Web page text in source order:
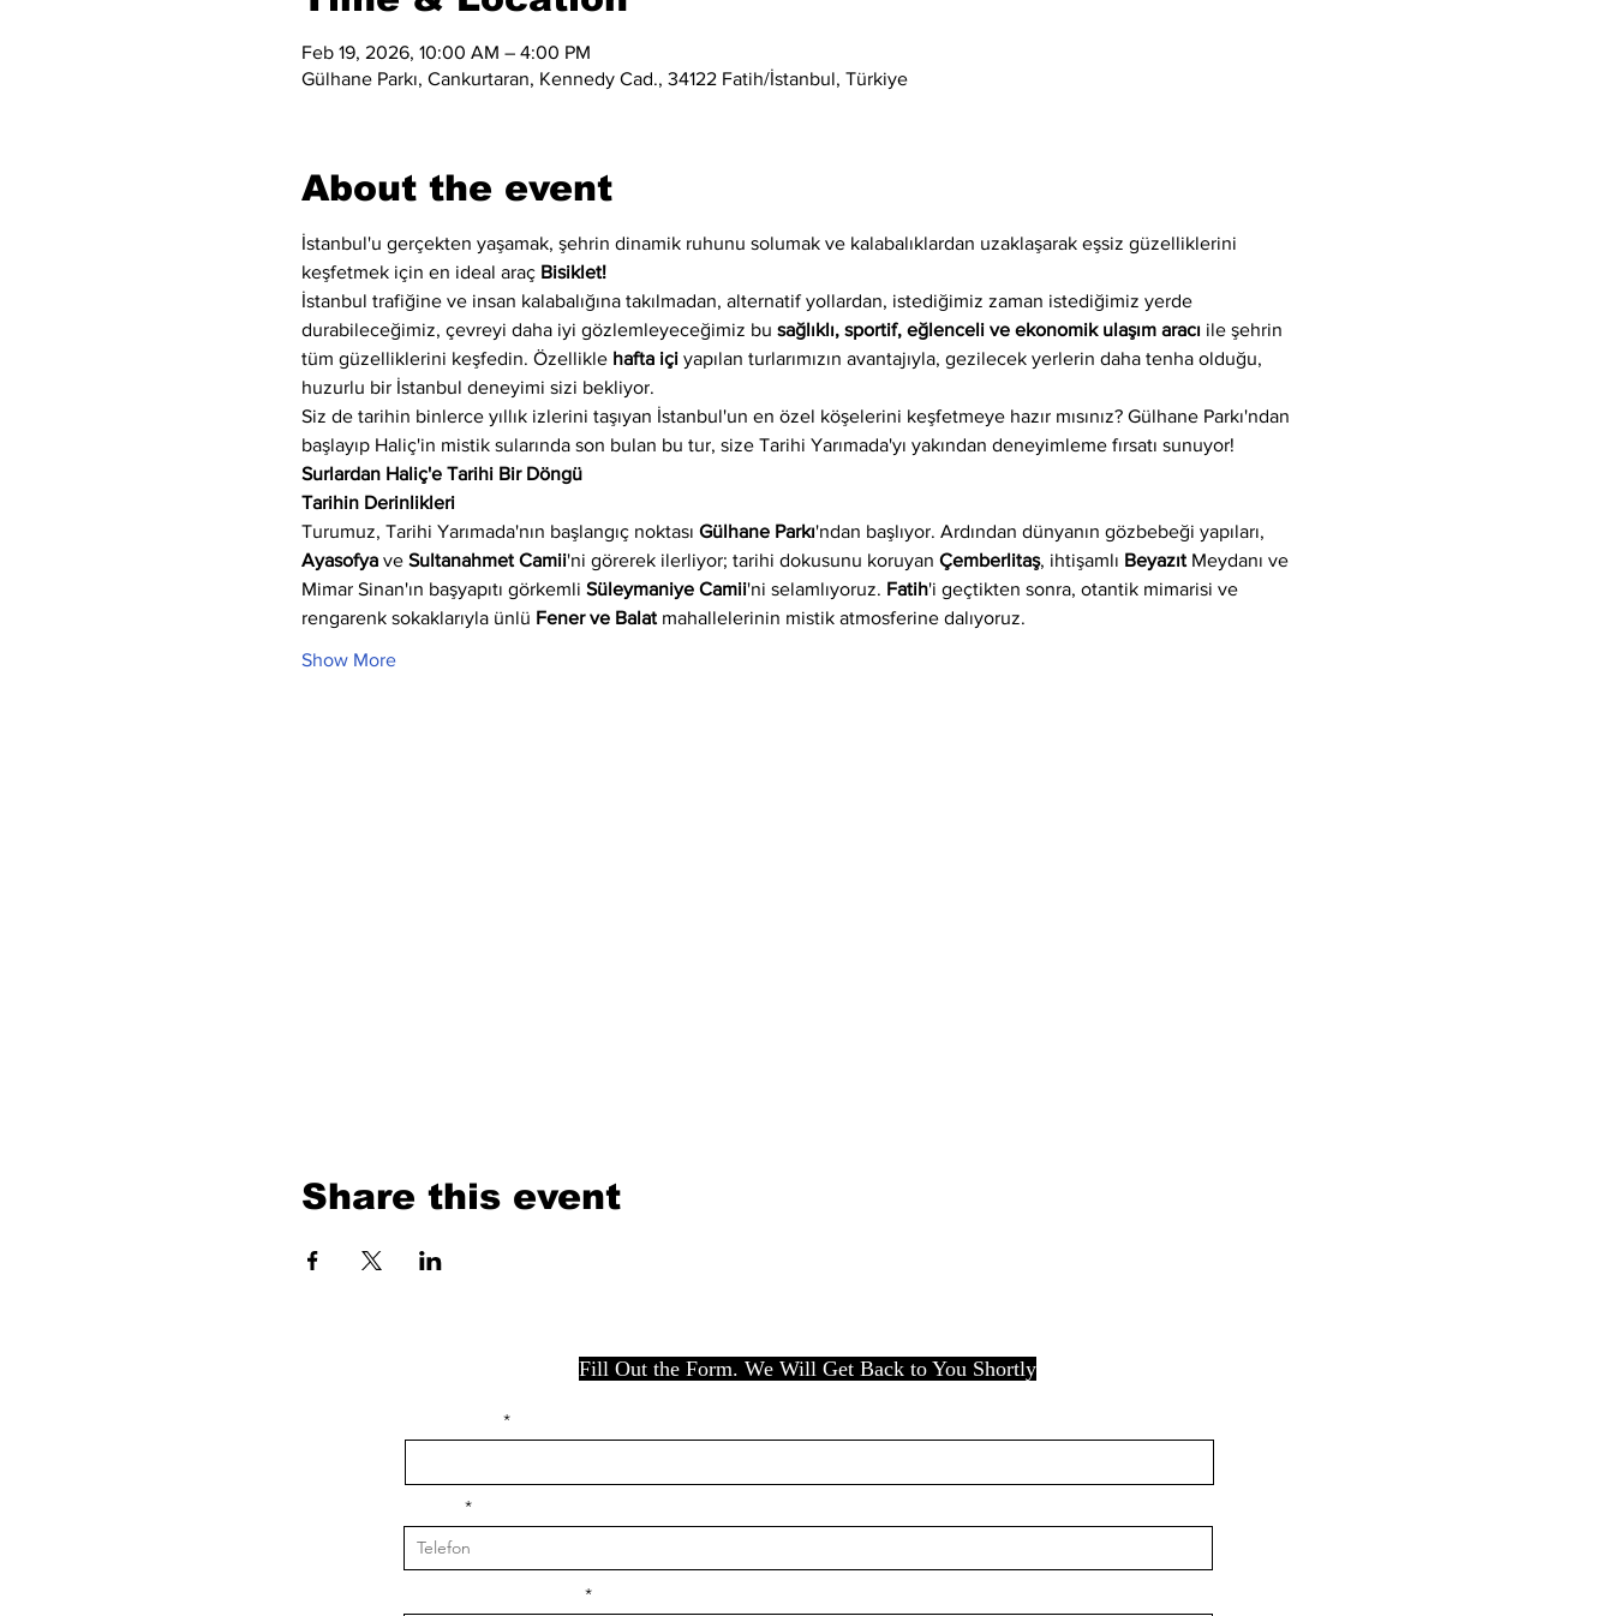
Feb 19, 2026, 10:00 AM – 4:00 PM
Gülhane Parkı, Cankurtaran, Kennedy Cad., 34122 Fatih/İstanbul, Türkiye
About the event
İstanbul'u gerçekten yaşamak, şehrin dinamik ruhunu solumak ve kalabalıklardan uzaklaşarak eşsiz güzelliklerini
keşfetmek için en ideal araç Bisiklet!
İstanbul trafiğine ve insan kalabalığına takılmadan, alternatif yollardan, istediğimiz zaman istediğimiz yerde
durabileceğimiz, çevreyi daha iyi gözlemleyeceğimiz bu sağlıklı, sportif, eğlenceli ve ekonomik ulaşım aracı ile şehrin
tüm güzelliklerini keşfedin. Özellikle hafta içi yapılan turlarımızın avantajıyla, gezilecek yerlerin daha tenha olduğu,
huzurlu bir İstanbul deneyimi sizi bekliyor.
Siz de tarihin binlerce yıllık izlerini taşıyan İstanbul'un en özel köşelerini keşfetmeye hazır mısınız? Gülhane Parkı'ndan
başlayıp Haliç'in mistik sularında son bulan bu tur, size Tarihi Yarımada'yı yakından deneyimleme fırsatı sunuyor!
Surlardan Haliç'e Tarihi Bir Döngü
Tarihin Derinlikleri
Turumuz, Tarihi Yarımada'nın başlangıç noktası Gülhane Parkı'ndan başlıyor. Ardından dünyanın gözbebeği yapıları,
Ayasofya ve Sultanahmet Camii'ni görerek ilerliyor; tarihi dokusunu koruyan Çemberlitaş, ihtişamlı Beyazıt Meydanı ve
Mimar Sinan'ın başyapıtı görkemli Süleymaniye Camii'ni selamlıyoruz. Fatih'i geçtikten sonra, otantik mimarisi ve
rengarenk sokaklarıyla ünlü Fener ve Balat mahallelerinin mistik atmosferine dalıyoruz.
Show More
Share this event
Fill Out the Form. We Will Get Back to You Shortly